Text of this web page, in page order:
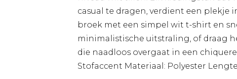
casual te dragen, verdient een plekje
broek met een simpel wit t-shirt en
minimalistische uitstraling, of draag
die naadloos overgaat in een
Stofaccent Materiaal: Polyester